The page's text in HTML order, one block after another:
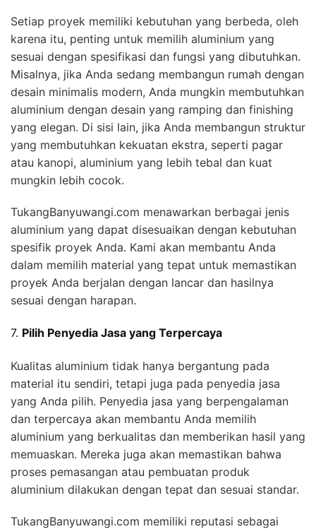
Setiap proyek memiliki kebutuhan yang berbeda, oleh
karena itu, penting untuk memilih aluminium yang
sesuai dengan spesifikasi dan fungsi yang dibutuhkan.
Misalnya, jika Anda sedang membangun rumah dengan
desain minimalis modern, Anda mungkin membutuhkan
aluminium dengan desain yang ramping dan finishing
yang elegan. Di sisi lain, jika Anda membangun struktur
yang membutuhkan kekuatan ekstra, seperti pagar
atau kanopi, aluminium yang lebih tebal dan kuat
mungkin lebih cocok.
TukangBanyuwangi.com menawarkan berbagai jenis
aluminium yang dapat disesuaikan dengan kebutuhan
spesifik proyek Anda. Kami akan membantu Anda
dalam memilih material yang tepat untuk memastikan
proyek Anda berjalan dengan lancar dan hasilnya
sesuai dengan harapan.
7. Pilih Penyedia Jasa yang Terpercaya
Kualitas aluminium tidak hanya bergantung pada
material itu sendiri, tetapi juga pada penyedia jasa
yang Anda pilih. Penyedia jasa yang berpengalaman
dan terpercaya akan membantu Anda memilih
aluminium yang berkualitas dan memberikan hasil yang
memuaskan. Mereka juga akan memastikan bahwa
proses pemasangan atau pembuatan produk
aluminium dilakukan dengan tepat dan sesuai standar.
TukangBanyuwangi.com memiliki reputasi sebagai